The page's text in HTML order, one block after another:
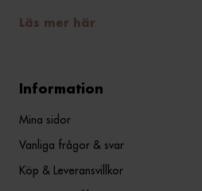
Läs mer här
Information
Mina sidor
Vanliga frågor & svar
Köp & Leveransvillkor